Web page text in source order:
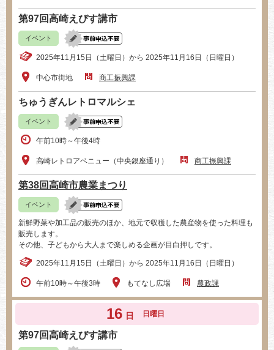
第97回高崎えびす講市
イベント
2025年11月15日（土曜日）から 2025年11月16日（日曜日）
中心市街地 商工振興課
ちゅうぎんレトロマルシェ
イベント
午前10時～午後4時
高崎レトロアベニュー（中央銀座通り） 商工振興課
第38回高崎市農業まつり
イベント
新鮮野菜や加工品の販売のほか、地元で収穫した農産物を使った料理も
販売します。
その他、子どもから大人まで楽しめる企画が目白押しです。
2025年11月15日（土曜日）から 2025年11月16日（日曜日）
午前10時～午後3時 もてなし広場 農政課
16 日 日曜日
第97回高崎えびす講市